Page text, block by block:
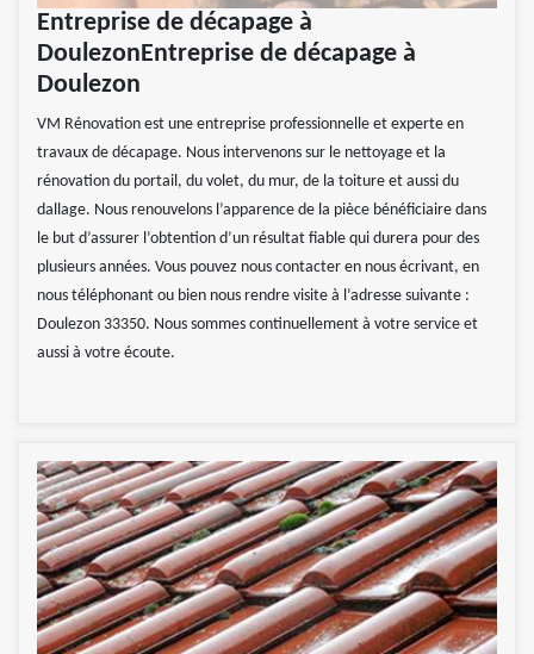
Entreprise de décapage à
DoulezonEntreprise de décapage à
Doulezon
VM Rénovation est une entreprise professionnelle et experte en
travaux de décapage. Nous intervenons sur le nettoyage et la
rénovation du portail, du volet, du mur, de la toiture et aussi du
dallage. Nous renouvelons l’apparence de la pièce bénéficiaire dans
le but d’assurer l’obtention d’un résultat fiable qui durera pour des
plusieurs années. Vous pouvez nous contacter en nous écrivant, en
nous téléphonant ou bien nous rendre visite à l’adresse suivante :
Doulezon 33350. Nous sommes continuellement à votre service et
aussi à votre écoute.